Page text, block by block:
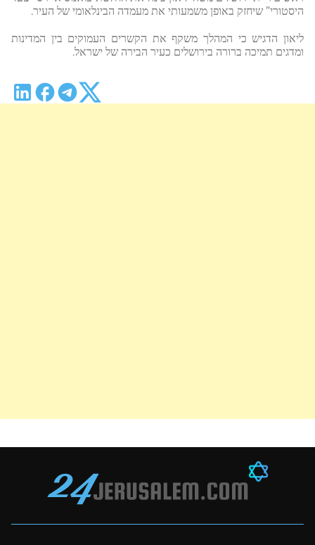
היסטורי” שיחזק באופן משמעותי את מעמדה הבינלאומי של העיר.
ליאון הדגיש כי המהלך משקף את הקשרים העמוקים בין המדינות
ומדגים תמיכה ברורה בירושלים כעיר הבירה של ישראל.